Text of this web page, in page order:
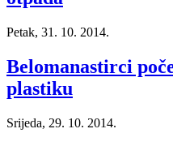
Petak, 31. 10. 2014.
Belomanastirci
plastiku
Srijeda, 29. 10. 2014.